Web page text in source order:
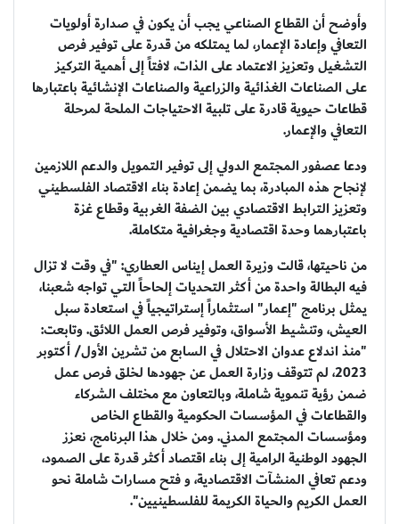
وأوضح أن القطاع الصناعي يجب أن يكون في صدارة أولويات
التعافي وإعادة الإعمار، لما يمتلكه من قدرة على توفير فرص
التشغيل وتعزيز الاعتماد على الذات، لافتاً إلى أهمية التركيز
على الصناعات الغذائية والزراعية والصناعات الإنشائية باعتبارها
قطاعات حيوية قادرة على تلبية الاحتياجات الملحة لمرحلة
التعافي والإعمار.
ودعا عصفور المجتمع الدولي إلى توفير التمويل والدعم اللازمين
لإنجاح هذه المبادرة، بما يضمن إعادة بناء الاقتصاد الفلسطيني
وتعزيز الترابط الاقتصادي بين الضفة الغربية وقطاع غزة
باعتبارهما وحدة اقتصادية وجغرافية متكاملة.
من ناحيتها، قالت وزيرة العمل إيناس العطاري: "في وقت لا تزال
فيه البطالة واحدة من أكثر التحديات إلحاحاً التي تواجه شعبنا،
يمثل برنامج "إعمار" استثماراً إستراتيجياً في استعادة سبل
العيش، وتنشيط الأسواق، وتوفير فرص العمل اللائق. وتابعت:
"منذ اندلاع عدوان الاحتلال في السابع من تشرين الأول/ أكتوبر
2023، لم تتوقف وزارة العمل عن جهودها لخلق فرص عمل
ضمن رؤية تنموية شاملة، وبالتعاون مع مختلف الشركاء
والقطاعات في المؤسسات الحكومية والقطاع الخاص
ومؤسسات المجتمع المدني. ومن خلال هذا البرنامج، نعزز
الجهود الوطنية الرامية إلى بناء اقتصاد أكثر قدرة على الصمود،
ودعم تعافي المنشآت الاقتصادية، و فتح مسارات شاملة نحو
العمل الكريم والحياة الكريمة للفلسطينيين".